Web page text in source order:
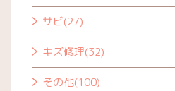
サビ(27)
キズ修理(32)
その他(100)